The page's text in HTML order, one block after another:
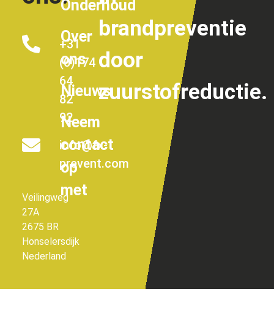
+31
(0)174
64
82
92
info@fx-
prevent.com
Veilingweg
27A
2675 BR
Honselersdijk
Nederland
Onderhoud
Over
ons
Nieuws
Neem
contact
op
met
brandpreventie
door
zuurstofreductie.